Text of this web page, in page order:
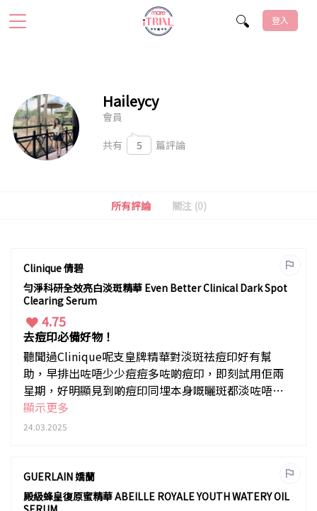
登入
Haileycy
會員
共有
5 篇評論
所有評論 關注 (0)
Clinique 倩碧
勻淨科研全效亮白淡斑精華 Even Better Clinical Dark Spot
Clearing Serum
4.75
去痘印必備好物！
聽聞過Clinique呢支皇牌精華對淡斑祛痘印好有幫
助，早排出咗唔少少痘痘多咗啲痘印，即刻試用佢兩
星期，好明顯見到啲痘印同埋本身嘅曬斑都淡咗唔
少，整體皮膚睇落膚色均勻咗，素顏都有透亮嘅光澤
感~~ 夏天又就快到，嚟梗都要keep住用嚟美白淡斑！
顯示更多
24.03.2025
GUERLAIN 嬌蘭
殿級蜂皇復原蜜精華 ABEILLE ROYALE YOUTH WATERY OIL